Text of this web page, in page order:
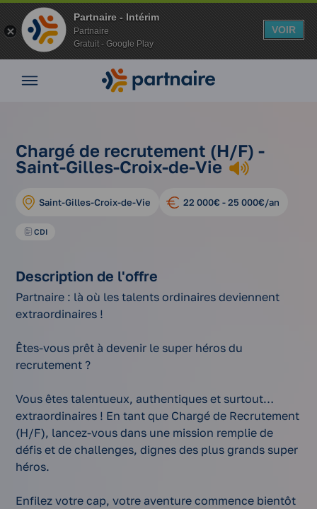
Partnaire - Intérim
Partnaire
Gratuit - Google Play
VOIR
Nos
Vos
avantages
Nos
conseils
Espace
entreprise
Accueil offres
d'emplois
recrutement
(h/f)
Chargé de recrutement (H/F) -
Saint-Gilles-Croix-de-Vie
Saint-Gilles-Croix-de-Vie 22 000€ - 25 000€/an
CDI
Description de l'offre
Partnaire : là où les talents ordinaires deviennent
extraordinaires !
Êtes-vous prêt à devenir le super héros du
recrutement ?
Vous êtes talentueux, authentiques et surtout…
extraordinaires ! En tant que Chargé de Recrutement
(H/F), lancez-vous dans une mission remplie de
défis et de challenges, dignes des plus grands super
héros.
Enfilez votre cap, votre aventure commence bientôt